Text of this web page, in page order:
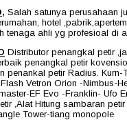
Salah satunya perusahaan
hotel
tenaga ahli yg profesioal di
Distributor penangkal petir
penangkal petir
penankal petir Radius. Kurn-
Vetron Orion -Nimbus-
EF Evo -Franklin- Ufo
,Alat Hitung sambaran petir
Tower-tiang monopole